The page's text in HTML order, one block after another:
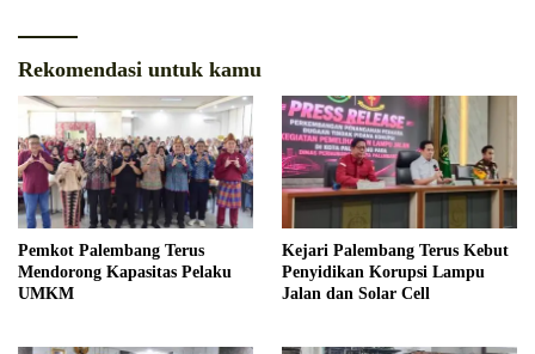
Rekomendasi untuk kamu
Pemkot Palembang Terus
Mendorong Kapasitas Pelaku
UMKM
Kejari Palembang Terus Kebut
Penyidikan Korupsi Lampu
Jalan dan Solar Cell